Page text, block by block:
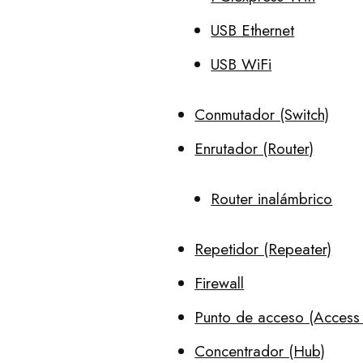
USB Ethernet
USB WiFi
Conmutador (Switch)
Enrutador (Router)
Router inalámbrico
Repetidor (Repeater)
Firewall
Punto de acceso (Access
Concentrador (Hub)